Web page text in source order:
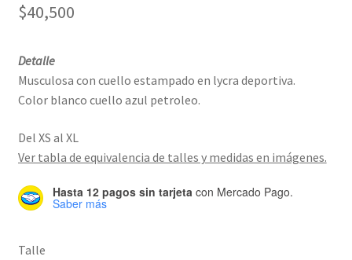
$40,500
Detalle
Musculosa con cuello estampado en lycra deportiva.
Color blanco cuello azul petroleo.
Del XS al XL
Ver tabla de equivalencia de talles y medidas en imágenes.
Hasta 12 pagos sin tarjeta con Mercado Pago.
Saber más
Talle